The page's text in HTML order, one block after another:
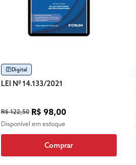
Digital
LEI Nº 14.133/2021
R$ 122,50 R$ 98,00
Disponível em estoque
Comprar